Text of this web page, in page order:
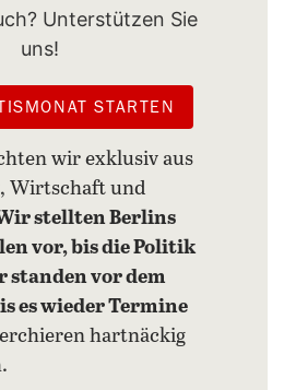
Unterstützen Sie
uns!
STARTEN
wir exklusiv aus
Wirtschaft und
stellten Berlins
vor, bis die Politik
standen vor dem
es wieder Termine
hartnäckig